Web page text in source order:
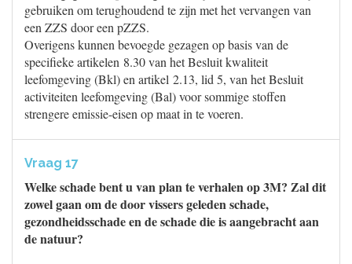
gebruiken om terughoudend te zijn met het vervangen van
een ZZS door een pZZS.
Overigens kunnen bevoegde gezagen op basis van de
specifieke artikelen 8.30 van het Besluit kwaliteit
leefomgeving (Bkl) en artikel 2.13, lid 5, van het Besluit
activiteiten leefomgeving (Bal) voor sommige stoffen
strengere emissie-eisen op maat in te voeren.
Vraag 17
Welke schade bent u van plan te verhalen op 3M? Zal dit
zowel gaan om de door vissers geleden schade,
gezondheidsschade en de schade die is aangebracht aan
de natuur?